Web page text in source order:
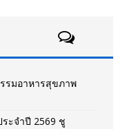
รมอาหารสุขภาพ
ะจำปี 2569 ชู